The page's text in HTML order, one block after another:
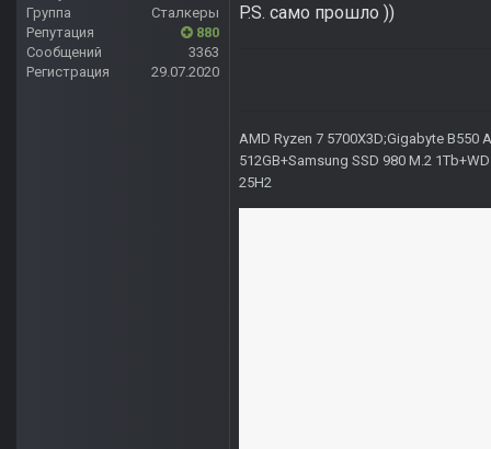
Группа
Сталкеры
Репутация
880
Сообщений
3363
Регистрация
29.07.2020
P.S. само прошло ))
AMD Ryzen 7 5700X3D;Gigabyte B550
512GB+Samsung SSD 980 M.2
25H2